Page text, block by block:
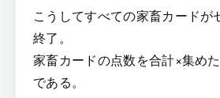
こうしてすべての家畜カードが
終了。
家畜カードの点数を合計×集め
である。